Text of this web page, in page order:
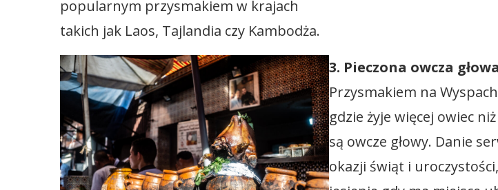
popularnym przysmakiem w krajach
takich jak Laos, Tajlandia czy Kambodża.
3. Pieczona owcza głowa
Przysmakiem na
gdzie żyje więcej owiec
są owcze głowy. Danie
okazji świąt i